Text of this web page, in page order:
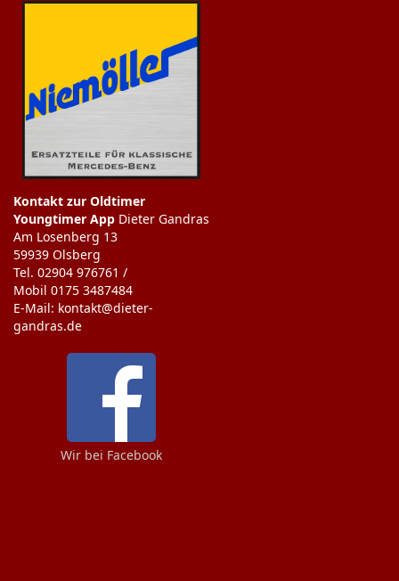
Kontakt zur Oldtimer
Youngtimer App Dieter Gandras
Am Losenberg 13
59939 Olsberg
Tel. 02904 976761 /
Mobil 0175 3487484
E-Mail: kontakt@dieter-
gandras.de
Wir bei Facebook